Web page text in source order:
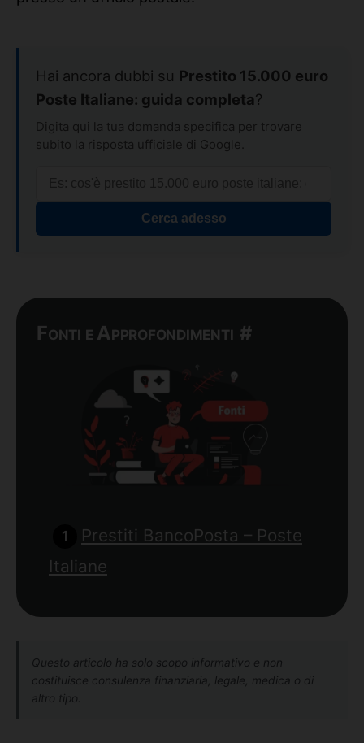
Hai ancora dubbi su Prestito 15.000 euro
Poste Italiane: guida completa?
Digita qui la tua domanda specifica per trovare
subito la risposta ufficiale di Google.
Cerca adesso
Fonti e Approfondimenti #
Prestiti BancoPosta – Poste
Italiane
Questo articolo ha solo scopo informativo e non
costituisce consulenza finanziaria, legale, medica o di
altro tipo.